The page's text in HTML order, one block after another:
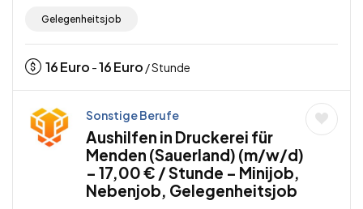
Gelegenheitsjob
16Euro -16Euro / Stunde
Sonstige Berufe
Aushilfen in Druckerei für
Menden (Sauerland) (m/w/d)
– 17,00 € / Stunde – Minijob,
Nebenjob, Gelegenheitsjob